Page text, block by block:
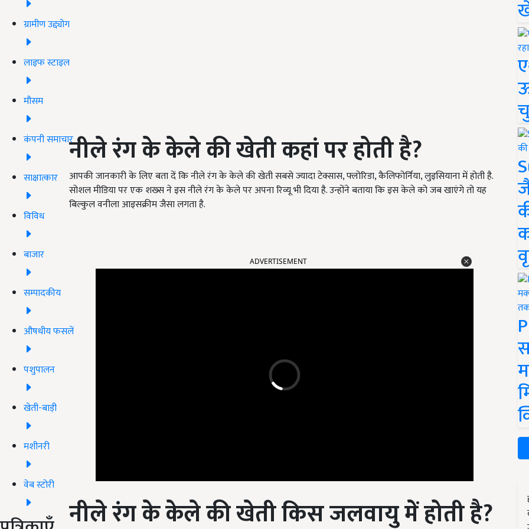
ग्रामीण उद्द्योग
लाइफ स्टाइल
मौसम
कंपनी समाचार
साक्षात्कार
विविध
बाजार
सम्पादकीय
औषधीय फसलें
पशुपालन
खेती-बाड़ी
मशीनरी
वेब स्टोरी
नीले रंग के केले की खेती कहां पर होती है?
आपकी जानकारी के लिए बता दें कि नीले रंग के केले की खेती सबसे ज्यादा टेक्सास, फ्लोरिडा, कैलिफोर्निया, लुइसियाना में होती है.
सोशल मीडिया पर एक शख्स ने इस नीले रंग के केले पर अपना रिव्यू भी दिया है. उन्होंने बताया कि इस केले को जब खाएंगे तो यह
बिल्कुल वनीला आइसक्रीम जैसा लगता है.
नीले रंग के केले की खेतीकिस जलवायुमें होती है?